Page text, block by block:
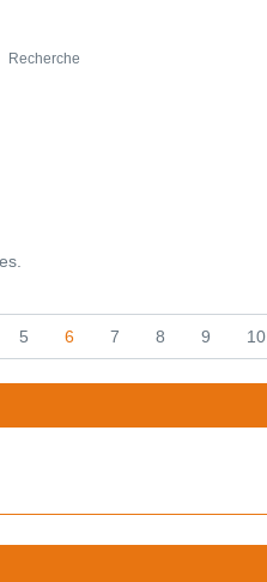
Recherche
5 6 7 8 9 10